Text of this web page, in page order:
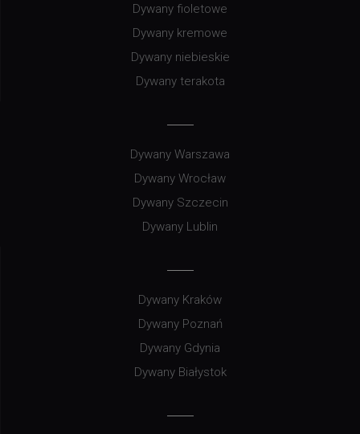
Dywany fioletowe
Dywany kremowe
Dywany niebieskie
Dywany terakota
Dywany Warszawa
Dywany Wrocław
Dywany Szczecin
Dywany Lublin
Dywany Kraków
Dywany Poznań
Dywany Gdynia
Dywany Białystok